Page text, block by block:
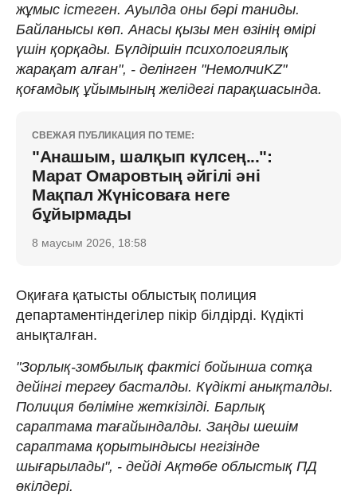
жұмыс істеген. Ауылда оны бәрі таниды.
Байланысы көп. Анасы қызы мен өзінің өмірі
үшін қорқады. Бүлдіршін психологиялық
жарақат алған", - делінген "НемолчиKZ"
қоғамдық ұйымының желідегі парақшасында.
СВЕЖАЯ ПУБЛИКАЦИЯ ПО ТЕМЕ:
"Анашым, шалқып күлсең...":
Марат Омаровтың әйгілі әні
Мақпал Жүнісоваға неге
бұйырмады
8 маусым 2026, 18:58
Оқиғаға қатысты облыстық полиция
департаментіндегілер пікір білдірді. Күдікті
анықталған.
"Зорлық-зомбылық фактісі бойынша сотқа
дейінгі тергеу басталды. Күдікті анықталды.
Полиция бөліміне жеткізілді. Барлық
сараптама тағайындалды. Заңды шешім
сараптама қорытындысы негізінде
шығарылады", - дейді Ақтөбе облыстық ПД
өкілдері.